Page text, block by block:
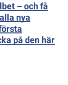
– och få
nya
på den här